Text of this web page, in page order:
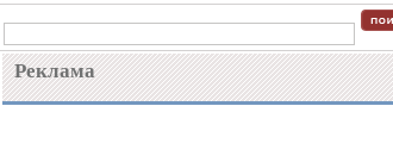
Реклама